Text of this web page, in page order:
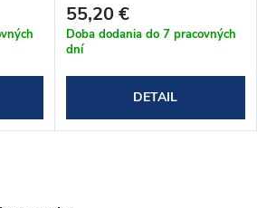
55,20 €
Doba dodania do 7 pracovných
dní
DETAIL